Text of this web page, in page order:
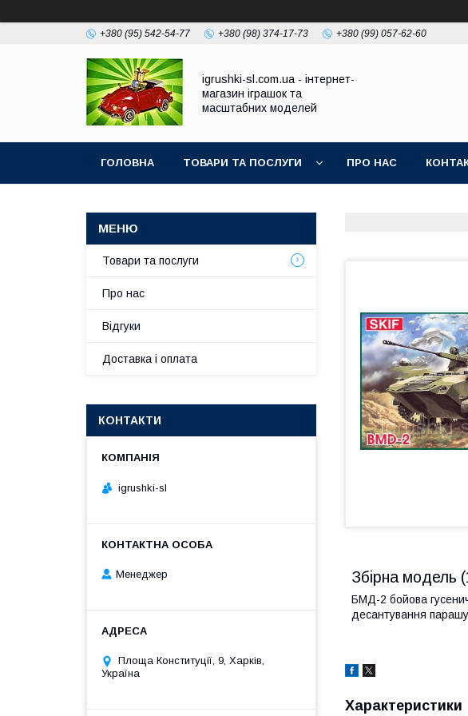
+380 (95) 542-54-77 +380 (98) 374-17-73 +380 (99) 057-62-60
igrushki-sl.com.ua - інтернет-
магазин іграшок та
масштабних моделей
ГОЛОВНА ТОВАРИ ТА ПОСЛУГИ ПРО НАС
Збірна
БМД-2 бойова
десантування
Характеристики
Товари та послуги
Про нас
Відгуки
Доставка і оплата
КОНТАКТИ
igrushki-sl
Менеджер
Площа Конституції, 9, Харків,
Україна